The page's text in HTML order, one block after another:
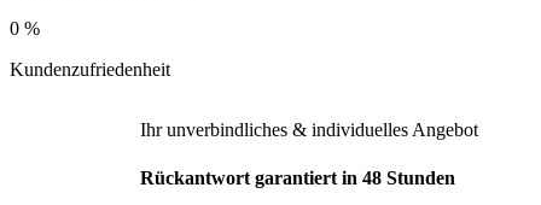
0 %
Kundenzufriedenheit
Ihr unverbindliches & individuelles Angebot
Rückantwort garantiert in 48 Stunden